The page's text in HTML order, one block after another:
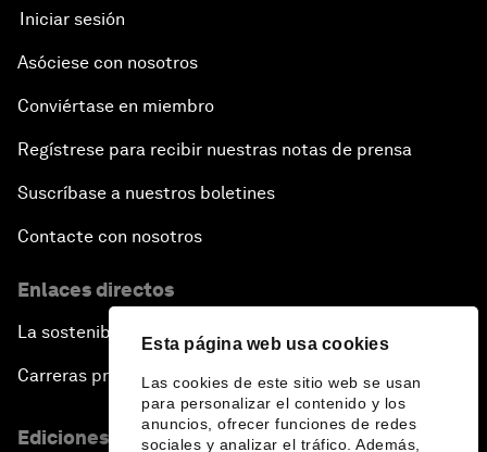
Esta página web usa cookies
Las cookies de este sitio web se usan
para personalizar el contenido y los
anuncios, ofrecer funciones de redes
sociales y analizar el tráfico. Además,
Iniciar sesión
Asóciese con nosotros
Conviértase en miembro
Regístrese para recibir nuestras notas de prensa
Suscríbase a nuestros boletines
Contacte con nosotros
Enlaces directos
La sostenibilidad en el Foro
Carreras profesionales
Ediciones en otros idiomas